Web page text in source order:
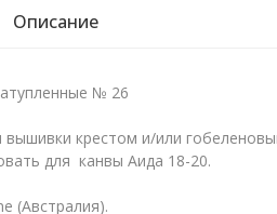
Описание
№ 26
вышивки крестом и/или
для канвы Аида 18-20.
(Австралия).